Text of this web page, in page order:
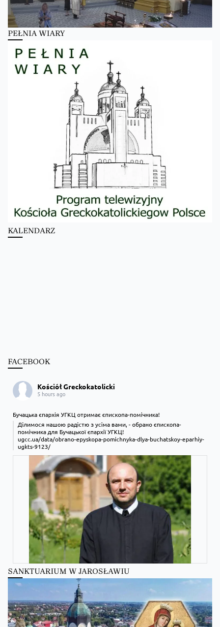
PEŁNIA WIARY
KALENDARZ
FACEBOOK
Kościół Greckokatolicki
5 hours ago
Бучацька єпархія УГКЦ отримає єпископа-помічника!
Ділимося нашою радістю з усіма вами, - обрано єпископа-
помічника для Бучацької єпархії УГКЦ!
ugcc.ua/data/obrano-epyskopa-pomichnyka-dlya-buchatskoy-eparhiy-
ugkts-9123/
Zobacz na Facebooku
Kościół GreckokatolickiKościół Greckokatolicki
zmienił(a) swój status.
6 hours ago
SANKTUARIUM W JAROSŁAWIU